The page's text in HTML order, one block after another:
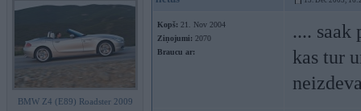
BMW Z4 (E89) Roadster 2009
Kopš: 21. Nov 2004
Ziņojumi: 2070
Braucu ar:
....
kas tur